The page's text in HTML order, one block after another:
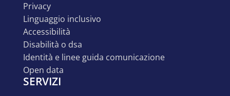
privacy
linguaggio inclusivo
accessibilità
disabilità o dsa
identità e linee guida comunicazione
open data
SERVIZI